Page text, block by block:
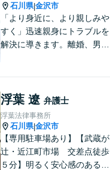
石川県|金沢市
「より身近に、より親しみや
すく」迅速親身にトラブルを
解決に導きます。離婚、男女
にご相談ください。
浮葉 遼 弁護士
浮葉法律事務所
石川県|金沢市
【専用駐車場あり】【武蔵が
辻・近江町市場 交差点徒歩
５分】明るく安心感のある事